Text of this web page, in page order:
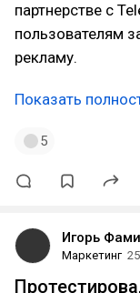
партнерстве с
пользователям
рекламу.
Показать
5
Игорь
Маркетинг